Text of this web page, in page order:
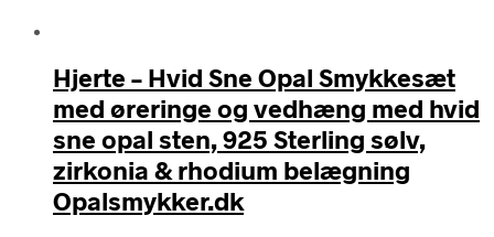
Hjerte – Hvid Sne Opal Smykkesæt
med øreringe og vedhæng med hvid
sne opal sten, 925 Sterling sølv,
zirkonia & rhodium belægning
Opalsmykker.dk